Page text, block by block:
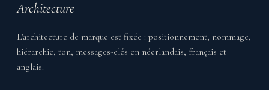
Architecture
L'architecture de marque est fixée : positionnement, nommage,
hiérarchie, ton, messages-clés en néerlandais, français et
anglais.